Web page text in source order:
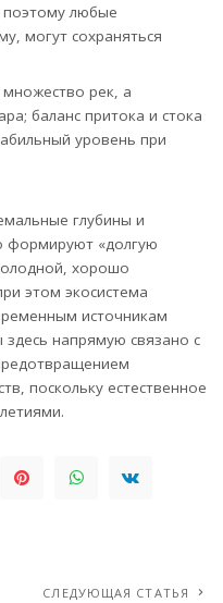
поэтому любые
могут сохраняться
рек, а
баланс притока и стока
уровень при
глубины и
формируют «долгую
хорошо
этом экосистема
источникам
здесь напрямую связано с
поскольку естественное
СЛЕДУЮЩАЯ СТАТЬЯ